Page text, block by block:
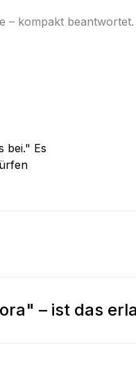
– kompakt beantwortet.
bei." Es
– ist das